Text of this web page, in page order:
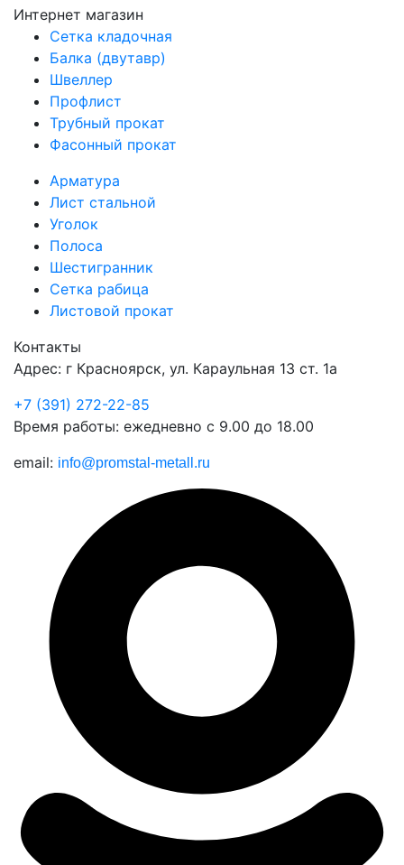
Интернет магазин
Сетка кладочная
Балка (двутавр)
Швеллер
Профлист
Трубный прокат
Фасонный прокат
Арматура
Лист стальной
Уголок
Полоса
Шестигранник
Сетка рабица
Листовой прокат
Контакты
Адрес: г Красноярск, ул. Караульная 13 ст. 1а
+7 (391) 272-22-85
Время работы: ежедневно с 9.00 до 18.00
email: info@promstal-metall.ru